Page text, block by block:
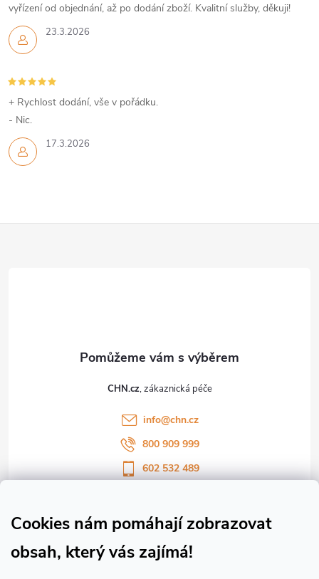
Cookies nám pomáhají zobrazovat
obsah, který vás zajímá!
23.3.2026
vyřízení od objednání, až po dodání zboží. Kvalitní služby, děkuji!
17.3.2026
+ Rychlost dodání, vše v pořádku.
- Nic.
CHN.cz
info@chn.cz
800 909 999
602 532 489
Sledujte náš vlog CHN_CZ